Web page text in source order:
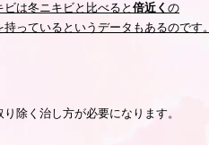
ビは冬ニキビと比べると 倍近く の
っているというデータもあるのです。
除く治し方が必要になります。